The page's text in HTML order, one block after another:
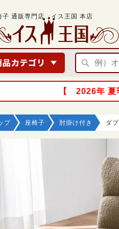
子 通販専門店 イス王国 本店
【 2026年 夏
プ 座椅子 肘掛け付き ダ